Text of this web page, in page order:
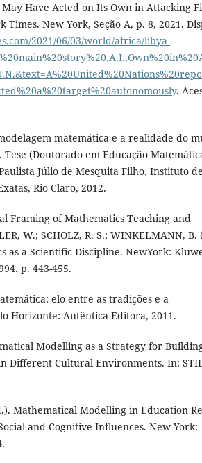
May Have Acted on Its Own in Attacking
Times. New York, Seção A, p. 8, 2021.
2021/06/03/world/africa/libya-
.
matemática e a realidade do
(Doutorado em Educação
Júlio de Mesquita Filho, Instituto de
Rio Claro, 2012.
Framing of Mathematics Teaching and
W.; SCHOLZ, R. S.; WINKELMANN, B.
as a Scientific Discipline. NewYork:
p. 443-455.
elo entre as tradições e a
Horizonte: Autêntica Editora, 2011.
Modelling as a Strategy for
Different Cultural Environments. In:
Mathematical Modelling in Education
and Cognitive Influences. New York: